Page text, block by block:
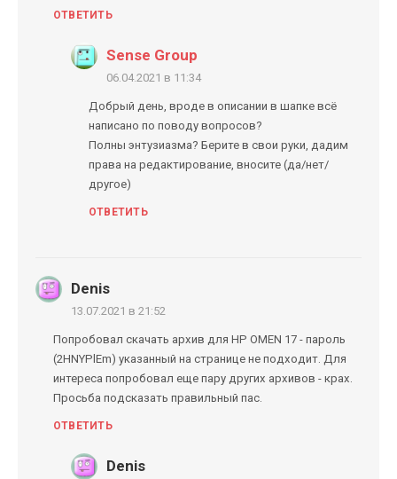
ОТВЕТИТЬ
Sense Group
06.04.2021 в 11:34
Добрый день, вроде в описании в шапке всё
написано по поводу вопросов?
Полны энтузиазма? Берите в свои руки, дадим
права на редактирование, вносите (да/нет/
другое)
ОТВЕТИТЬ
Denis
13.07.2021 в 21:52
Попробовал скачать архив для HP OMEN 17 - пароль
(2HNYPlEm) указанный на странице не подходит. Для
интереса попробовал еще пару других архивов - крах.
Просьба подсказать правильный пас.
ОТВЕТИТЬ
Denis